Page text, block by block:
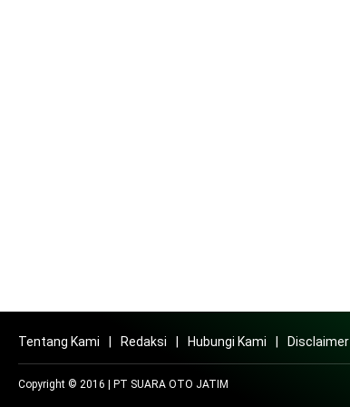
Tentang Kami Redaksi Hubungi Kami Disclaimer
Copyright © 2016 | PT SUARA OTO JATIM